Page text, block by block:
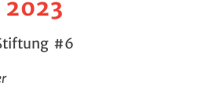
#6